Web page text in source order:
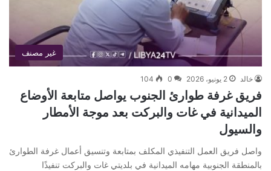
غير مصنف
خالد 2 يونيو، 2026 0
104
فريق غرفة طوارئ الجنوب يواصل متابعة الأوضاع
الميدانية في غات والبركت بعد موجة الأمطار
والسيول
واصل فريق العمل التنفيذي المكلف بمتابعة وتنسيق أعمال غرفة الطوارئ
بالمنطقة الجنوبية مهامه الميدانية في بلديتي غات والبركت تنفيذًا